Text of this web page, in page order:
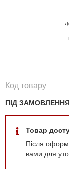
ПІД
Товар
Після
вами для
Код товару